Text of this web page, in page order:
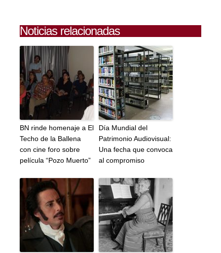
Noticias relacionadas
BN rinde homenaje a El
Techo de la Ballena
con cine foro sobre
película “Pozo Muerto”
Día Mundial del
Patrimonio Audiovisual:
Una fecha que convoca
al compromiso